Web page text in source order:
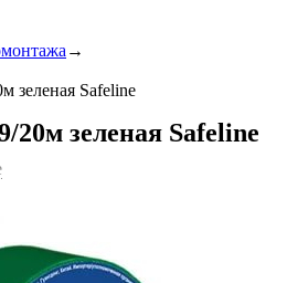
→
зеленая Safeline
зеленая Safeline